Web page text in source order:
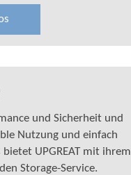
und Sicherheit und
Nutzung und einfach
bietet UPGREAT mit ihrem
Storage-Service.